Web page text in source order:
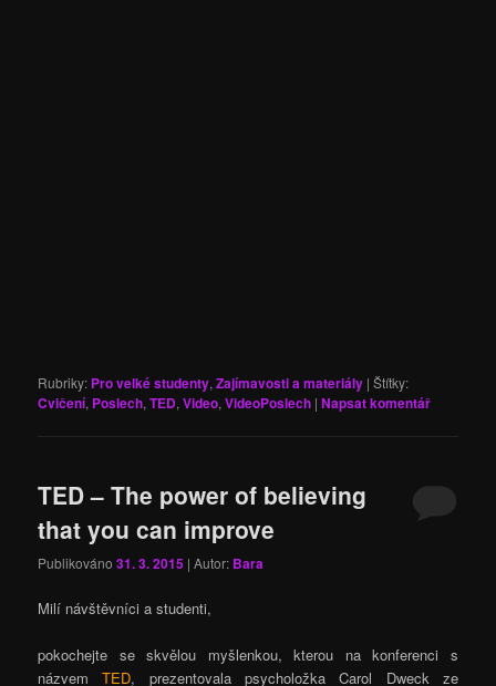
Rubriky: Pro velké studenty,Zajímavosti a materiály |Štítky:
Cvičení, Poslech,TED,Video,VideoPoslech |Napsat komentář
TED – The power of believing
that you can improve
Publikováno31. 3. 2015 | Autor: Bara
Milí návštěvníci a studenti,
pokochejte se skvělou myšlenkou, kterou na konferenci s
názvemTED, prezentovala psycholožka Carol Dweck ze